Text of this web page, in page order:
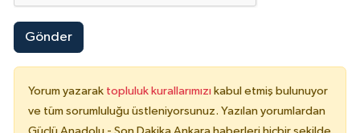
Gönder
Yorum yazarak topluluk kurallarımızı kabul etmiş bulunuyor
ve tüm sorumluluğu üstleniyorsunuz. Yazılan yorumlardan